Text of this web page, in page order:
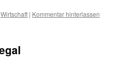
Wirtschaft | Kommentar hinterlassen